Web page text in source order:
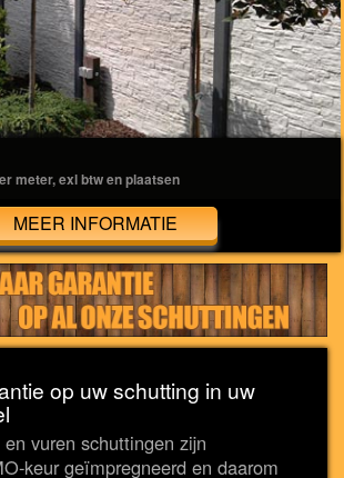
meter, exl btw en plaatsen
MEER INFORMATIE
op uw schutting in uw
vuren schuttingen zijn
keur geïmpregneerd en daarom